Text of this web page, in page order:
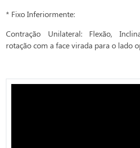
* Fixo Inferiormente:
Contração Unilateral: Flexão,
rotação com a face virada para o lado